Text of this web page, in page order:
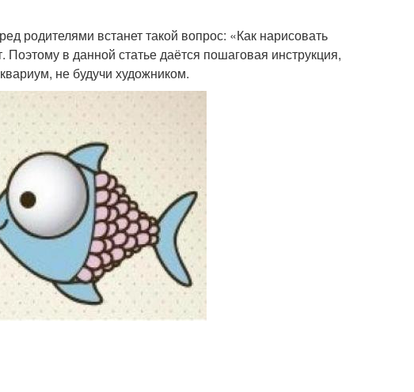
родителями встанет такой вопрос: «Как нарисовать
в данной статье даётся пошаговая инструкция,
не будучи художником.